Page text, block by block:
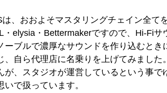
、おおよそマスタリングチェイン全て
elysia・Bettermakerですので、Hi-Fiサ
ーブルで濃厚なサウンドを作り込むとき
、自ら代理店に名乗りを上げてみました
が、スタジオが運営しているという事で
で扱っています。